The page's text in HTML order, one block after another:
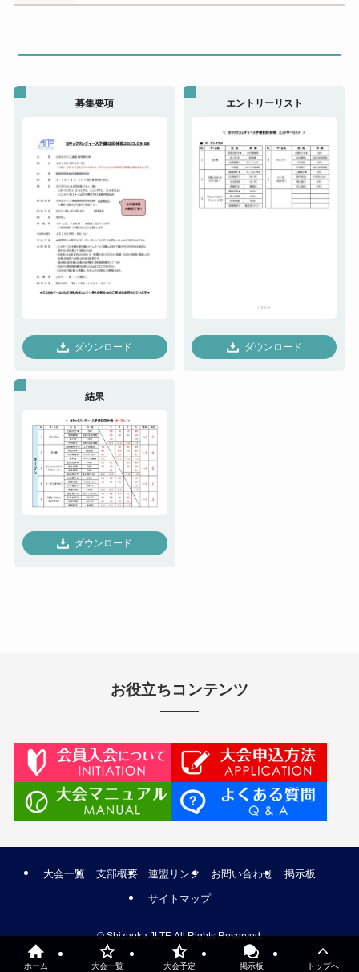
募集要項
ダウンロード
エントリーリスト
ダウンロード
結果
ダウンロード
お役立ちコンテンツ
大会一覧 支部概要 連盟リンク お問い合わせ 掲示板
サイトマップ
©Shizuoka JLTF. All Rights Reserved.
ホーム 大会一覧 大会予定 掲示板 トップへ